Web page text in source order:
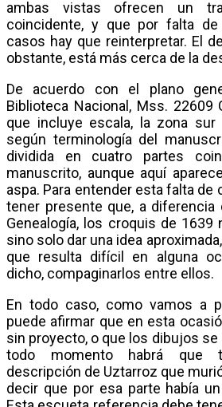
ambas vistas ofrecen un
coincidente, y que por falta
casos hay que reinterpretar. El
obstante, está más cerca de la
De acuerdo con el plano
Biblioteca Nacional, Mss. 22609
que incluye escala, la zona sur
según terminología del
dividida en cuatro partes
manuscrito, aunque aquí
aspa. Para entender esta falta de
tener presente que, a diferencia
Genealogía, los croquis de 1639
sino solo dar una idea
que resulta difícil en alguna
dicho, compaginarlos entre ellos.
En todo caso, como vamos a
puede afirmar que en esta
sin proyecto, o que los dibujos se
todo momento habrá que
descripción de Uztarroz que
decir que por esa parte había